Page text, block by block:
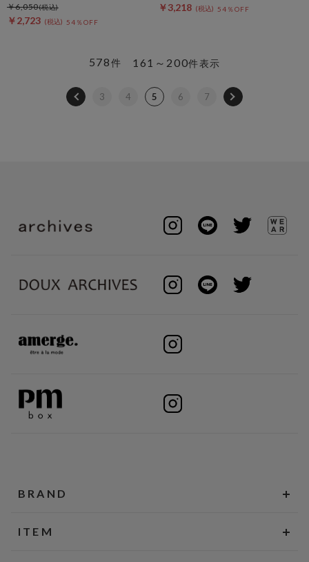
￥2,723 54％OFF
￥6,050 ￥3,218 54％OFF
161～200件表示
578件
3 4 5 6 7
BRAND
ITEM